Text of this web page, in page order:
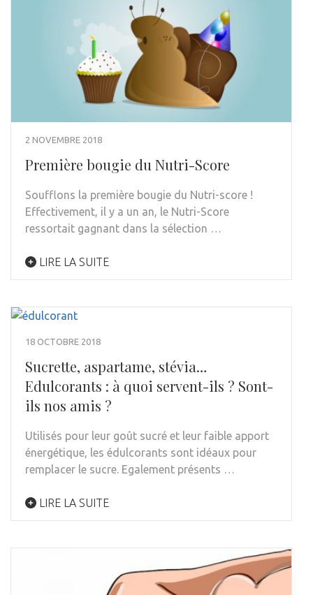
2 NOVEMBRE 2018
Première bougie du Nutri-Score
Soufflons la première bougie du Nutri-score !
Effectivement, il y a un an, le Nutri-Score
ressortait gagnant dans la sélection …
LIRE LA SUITE
18 OCTOBRE 2018
Sucrette, aspartame, stévia…
Edulcorants : à quoi servent-ils ? Sont-
ils nos amis ?
Utilisés pour leur goût sucré et leur faible apport
énergétique, les édulcorants sont idéaux pour
remplacer le sucre. Egalement présents …
LIRE LA SUITE